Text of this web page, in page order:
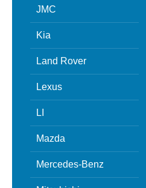
JMC
Kia
Land Rover
Lexus
LI
Mazda
Mercedes-Benz